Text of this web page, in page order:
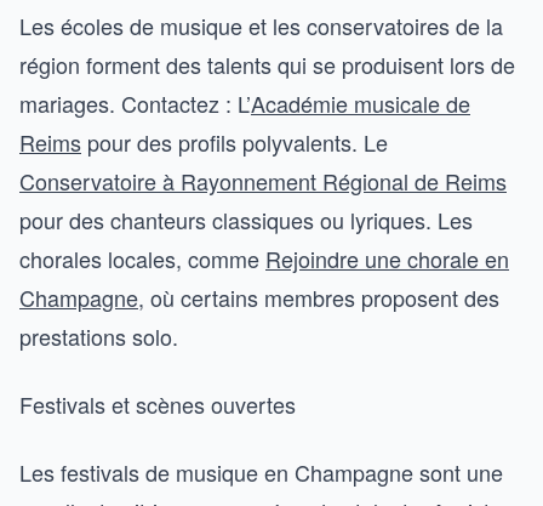
Les écoles de musique et les conservatoires de la
région forment des talents qui se produisent lors de
mariages. Contactez : L’Académie musicale de
Reims pour des profils polyvalents. Le
Conservatoire à Rayonnement Régional de Reims
pour des chanteurs classiques ou lyriques. Les
chorales locales, comme Rejoindre une chorale en
Champagne, où certains membres proposent des
prestations solo.
Festivals et scènes ouvertes
Les festivals de musique en Champagne sont une